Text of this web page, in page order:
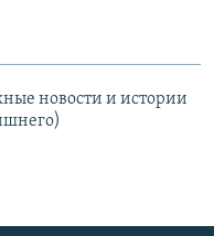
новости и истории